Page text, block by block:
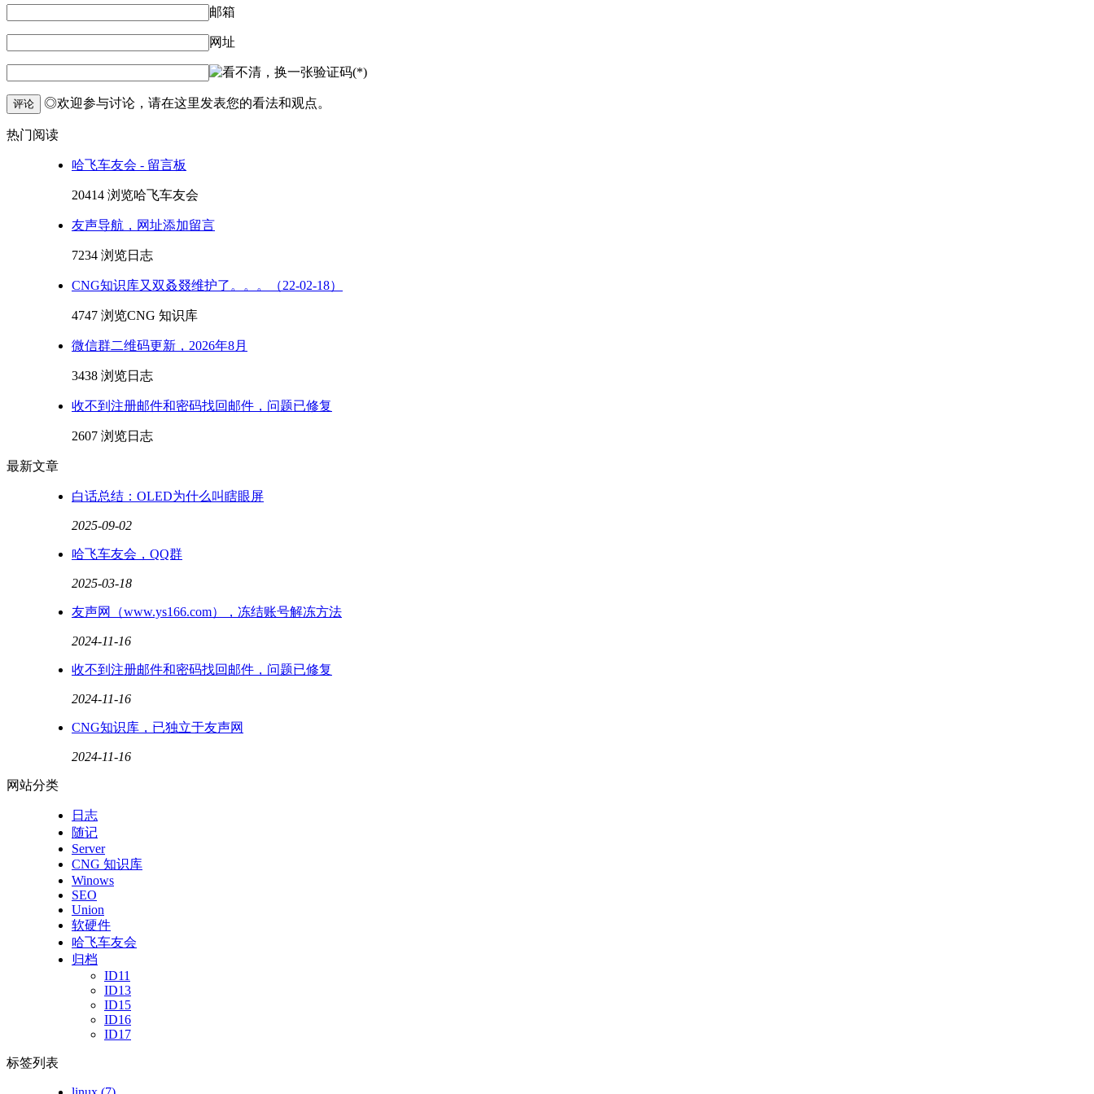
邮箱
网址
验证码(*)
评论 ◎欢迎参与讨论，请在这里发表您的看法和观点。
热门阅读
哈飞车友会 - 留言板
20414 浏览哈飞车友会
友声导航，网址添加留言
7234 浏览日志
CNG知识库又双叒叕维护了。。。（22-02-18）
4747 浏览CNG 知识库
微信群二维码更新，2026年8月
3438 浏览日志
收不到注册邮件和密码找回邮件，问题已修复
2607 浏览日志
最新文章
白话总结：OLED为什么叫瞎眼屏
2025-09-02
哈飞车友会，QQ群
2025-03-18
友声网（www.ys166.com），冻结账号解冻方法
2024-11-16
收不到注册邮件和密码找回邮件，问题已修复
2024-11-16
CNG知识库，已独立于友声网
2024-11-16
网站分类
日志
随记
Server
CNG 知识库
Winows
SEO
Union
软硬件
哈飞车友会
归档
ID11
ID13
ID15
ID16
ID17
标签列表